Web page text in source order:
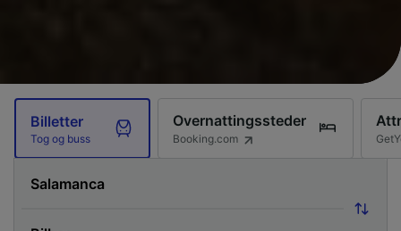
Billetter
Tog og buss
Overnattingssteder
Booking.com